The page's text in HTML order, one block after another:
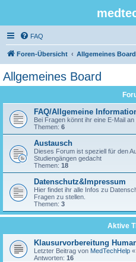
FAQ
Foren-Übersicht Allgemeines Board
Allgemeines Board
FAQ/Allgemeine
Bei Fragen könnt ihr eine E-Mail
Themen: 6
Austausch
Dieses Forum ist speziell für den
Studiengängen gedacht
Themen: 18
Datenschutz&Impressum
Hier findet ihr alle Infos zu
Fragen zu stellen.
Themen: 3
Aktive
Klausurvorbereitung
Letzter Beitrag von MedTechHelp «
Antworten: 16